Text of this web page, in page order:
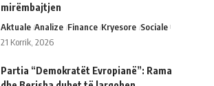
mirëmbajtjen
Aktuale Analize Finance Kryesore Sociale
21 Korrik, 2026
Partia “Demokratët Evropianë”: Rama